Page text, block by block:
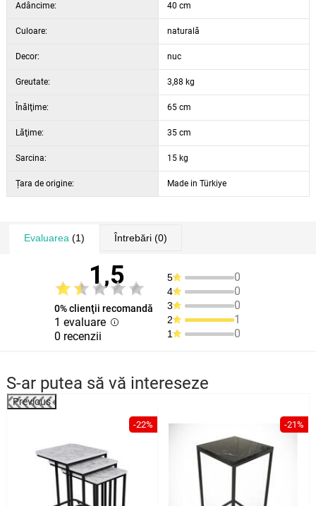
Adâncime: 40 cm
Culoare: naturală
Decor: nuc
Greutate: 3,88 kg
Înălţime: 65 cm
Lăţime: 35 cm
Sarcina: 15 kg
Țara de origine: Made in Türkiye
Evaluarea (1) Întrebări(0)
1,5
0% clienţii recomandă
1 evaluare
0 recenzii
5 0
4 0
3 0
2 1
1 0
S-ar putea să vă intereseze
Previous
-22% -21%